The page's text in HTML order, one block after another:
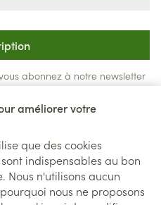
améliorer votre
que des cookies
indispensables au bon
Nous n'utilisons aucun
nous ne proposons
abonnez à notre newsletter
.